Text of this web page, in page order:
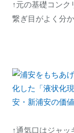
↑元の基礎コン
繋ぎ目がよく分
↑通気口はジャ